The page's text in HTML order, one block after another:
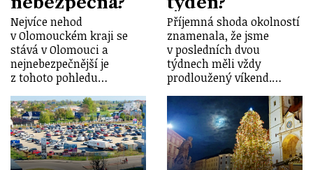
Nejvíce nehod
v Olomouckém kraji se
stává v Olomouci a
nejnebezpečnější je
z tohoto pohledu…
Příjemná shoda okolností
znamenala, že jsme
v posledních dvou
týdnech měli vždy
prodloužený víkend.…